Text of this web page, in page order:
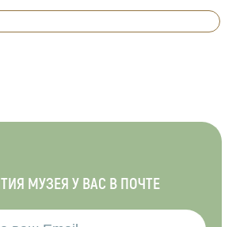
МУЗЕЯ У ВАС В ПОЧТЕ